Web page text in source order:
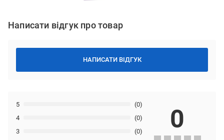
Написати відгук про товар
НАПИСАТИ ВІДГУК
3 (0)
4 (0)
5 (0)
0